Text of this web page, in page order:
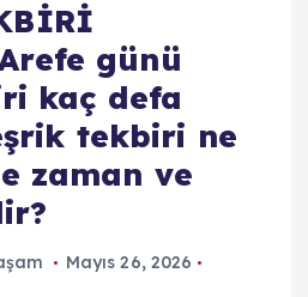
günü
kaç defa
tekbiri ne
zaman ve
Mayıs 26, 2026